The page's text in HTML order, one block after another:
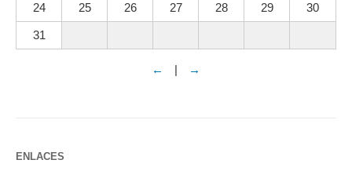
24 25 26 27 28 29 30
31
← | →
ENLACES